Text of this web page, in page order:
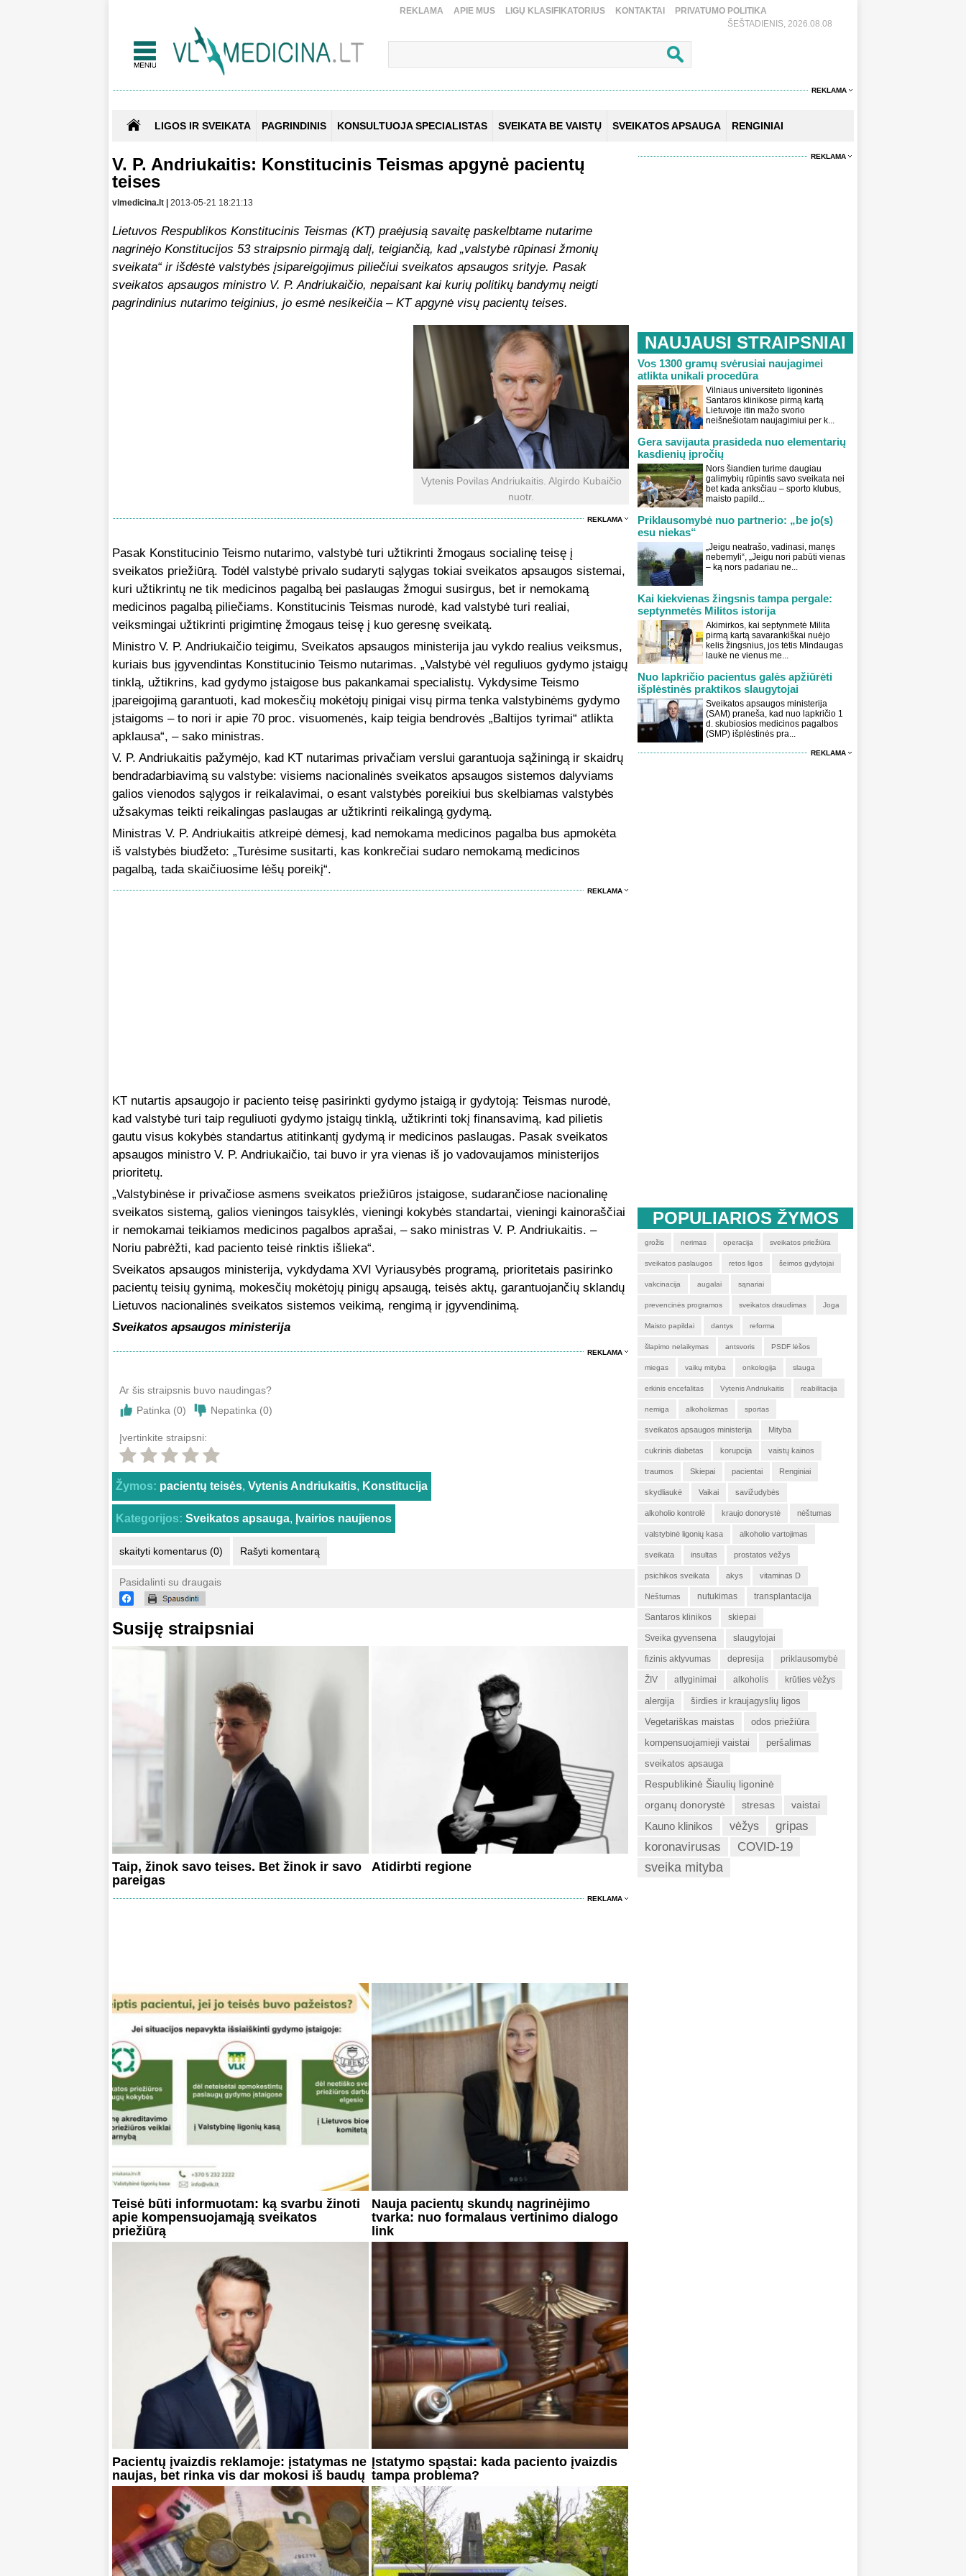
REKLAMA APIE MUS LIGŲ KLASIFIKATORIUS KONTAKTAI
PRIVATUMO POLITIKA
ŠEŠTADIENIS, 2026.08.08
REKLAMA
LIGOS IR SVEIKATA PAGRINDINIS KONSULTUOJA SPECIALISTAS SVEIKATA BE VAISTŲ SVEIKATOS APSAUGA RENGINIAI
V. P. Andriukaitis: Konstitucinis Teismas apgynė pacientų
teises
vlmedicina.lt | 2013-05-21 18:21:13
Lietuvos Respublikos Konstitucinis Teismas (KT) praėjusią savaitę paskelbtame nutarime
nagrinėjo Konstitucijos 53 straipsnio pirmąją dalį, teigiančią, kad „valstybė rūpinasi žmonių
sveikata“ ir išdėstė valstybės įsipareigojimus piliečiui sveikatos apsaugos srityje. Pasak
sveikatos apsaugos ministro V. P. Andriukaičio, nepaisant kai kurių politikų bandymų neigti
pagrindinius nutarimo teiginius, jo esmė nesikeičia – KT apgynė visų pacientų teises.
Vytenis Povilas Andriukaitis. Algirdo Kubaičio
nuotr.
REKLAMA
Pasak Konstitucinio Teismo nutarimo, valstybė turi užtikrinti žmogaus socialinę teisę į
sveikatos priežiūrą. Todėl valstybė privalo sudaryti sąlygas tokiai sveikatos apsaugos sistemai,
kuri užtikrintų ne tik medicinos pagalbą bei paslaugas žmogui susirgus, bet ir nemokamą
medicinos pagalbą piliečiams. Konstitucinis Teismas nurodė, kad valstybė turi realiai,
veiksmingai užtikrinti prigimtinę žmogaus teisę į kuo geresnę sveikatą.
Ministro V. P. Andriukaičio teigimu, Sveikatos apsaugos ministerija jau vykdo realius veiksmus,
kuriais bus įgyvendintas Konstitucinio Teismo nutarimas. „Valstybė vėl reguliuos gydymo įstaigų
tinklą, užtikrins, kad gydymo įstaigose bus pakankamai specialistų. Vykdysime Teismo
įpareigojimą garantuoti, kad mokesčių mokėtojų pinigai visų pirma tenka valstybinėms gydymo
įstaigoms – to nori ir apie 70 proc. visuomenės, kaip teigia bendrovės „Baltijos tyrimai“ atlikta
apklausa“, – sako ministras.
V. P. Andriukaitis pažymėjo, kad KT nutarimas privačiam verslui garantuoja sąžiningą ir skaidrų
bendradarbiavimą su valstybe: visiems nacionalinės sveikatos apsaugos sistemos dalyviams
galios vienodos sąlygos ir reikalavimai, o esant valstybės poreikiui bus skelbiamas valstybės
užsakymas teikti reikalingas paslaugas ar užtikrinti reikalingą gydymą.
Ministras V. P. Andriukaitis atkreipė dėmesį, kad nemokama medicinos pagalba bus apmokėta
iš valstybės biudžeto: „Turėsime susitarti, kas konkrečiai sudaro nemokamą medicinos
pagalbą, tada skaičiuosime lėšų poreikį“.
REKLAMA
KT nutartis apsaugojo ir paciento teisę pasirinkti gydymo įstaigą ir gydytoją: Teismas nurodė,
kad valstybė turi taip reguliuoti gydymo įstaigų tinklą, užtikrinti tokį finansavimą, kad pilietis
gautu visus kokybės standartus atitinkantį gydymą ir medicinos paslaugas. Pasak sveikatos
apsaugos ministro V. P. Andriukaičio, tai buvo ir yra vienas iš jo vadovaujamos ministerijos
prioritetų.
„Valstybinėse ir privačiose asmens sveikatos priežiūros įstaigose, sudarančiose nacionalinę
sveikatos sistemą, galios vieningos taisyklės, vieningi kokybės standartai, vieningi kainoraščiai
ir nemokamai teikiamos medicinos pagalbos aprašai, – sako ministras V. P. Andriukaitis. –
Noriu pabrėžti, kad paciento teisė rinktis išlieka“.
Sveikatos apsaugos ministerija, vykdydama XVI Vyriausybės programą, prioritetais pasirinko
pacientų teisių gynimą, mokesčių mokėtojų pinigų apsaugą, teisės aktų, garantuojančių sklandų
Lietuvos nacionalinės sveikatos sistemos veikimą, rengimą ir įgyvendinimą.
Sveikatos apsaugos ministerija
REKLAMA
Ar šis straipsnis buvo naudingas?
Patinka (0) Nepatinka (0)
Įvertinkite straipsni:
Žymos: pacientų teisės, Vytenis Andriukaitis, Konstitucija
Kategorijos: Sveikatos apsauga, Įvairios naujienos
skaityti komentarus (0) Rašyti komentarą
Pasidalinti su draugais
Susiję straipsniai
Taip, žinok savo teises. Bet žinok ir savo
pareigas
Atidirbti regione
REKLAMA
Teisė būti informuotam: ką svarbu žinoti
apie kompensuojamąją sveikatos
priežiūrą
Nauja pacientų skundų nagrinėjimo
tvarka: nuo formalaus vertinimo dialogo
link
Pacientų įvaizdis reklamoje: įstatymas ne
naujas, bet rinka vis dar mokosi iš baudų
Įstatymo spąstai: kada paciento įvaizdis
tampa problema?
REKLAMA
NAUJAUSI STRAIPSNIAI
Vos 1300 gramų svėrusiai naujagimei
atlikta unikali procedūra
Vilniaus universiteto ligoninės
Santaros klinikose pirmą kartą
Lietuvoje itin mažo svorio
neišnešiotam naujagimiui per k...
Gera savijauta prasideda nuo elementarių
kasdienių įpročių
Nors šiandien turime daugiau
galimybių rūpintis savo sveikata nei
bet kada anksčiau – sporto klubus,
maisto papild...
Priklausomybė nuo partnerio: „be jo(s)
esu niekas“
„Jeigu neatrašo, vadinasi, manęs
nebemyli“, „Jeigu nori pabūti vienas
– ką nors padariau ne...
Kai kiekvienas žingsnis tampa pergale:
septynmetės Militos istorija
Akimirkos, kai septynmetė Milita
pirmą kartą savarankiškai nuėjo
kelis žingsnius, jos tėtis Mindaugas
laukė ne vienus me...
Nuo lapkričio pacientus galės apžiūrėti
išplėstinės praktikos slaugytojai
Sveikatos apsaugos ministerija
(SAM) praneša, kad nuo lapkričio 1
d. skubiosios medicinos pagalbos
(SMP) išplėstinės pra...
REKLAMA
POPULIARIOS ŽYMOS
grožis nerimas operacija sveikatos priežiūra
sveikatos paslaugos retos ligos šeimos gydytojai
vakcinacija augalai sąnariai
prevencinės programos sveikatos draudimas Joga
Maisto papildai dantys reforma
šlapimo nelaikymas antsvoris PSDF lėšos
miegas vaikų mityba onkologija slauga
erkinis encefalitas Vytenis Andriukaitis reabilitacija
nemiga alkoholizmas sportas
sveikatos apsaugos ministerija Mityba
cukrinis diabetas korupcija vaistų kainos
traumos Skiepai pacientai Renginiai
skydliaukė Vaikai savižudybės
alkoholio kontrolė kraujo donorystė nėštumas
valstybinė ligonių kasa alkoholio vartojimas
sveikata insultas prostatos vėžys
psichikos sveikata akys vitaminas D
Nėštumas nutukimas transplantacija
Santaros klinikos skiepai
Sveika gyvensena slaugytojai
fizinis aktyvumas depresija priklausomybė
ŽIV atlyginimai alkoholis krūties vėžys
alergija
širdies ir kraujagyslių ligos
Vegetariškas maistas
odos priežiūra
kompensuojamieji vaistai
peršalimas
sveikatos apsauga
Respublikinė Šiaulių ligoninė
organų donorystė
stresas vaistai
Kauno klinikos vėžys
gripas
koronavirusas
COVID-19
sveika mityba